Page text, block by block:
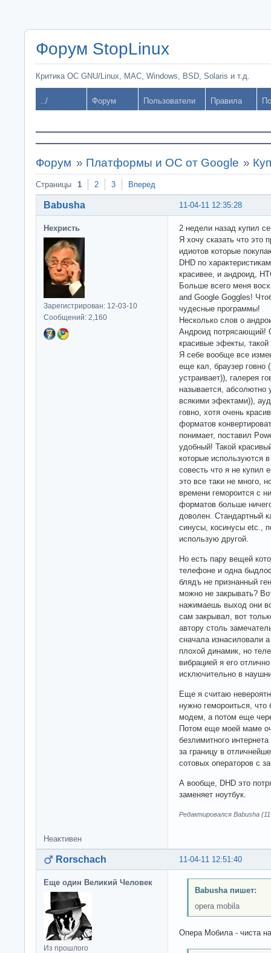
Форум StopLinux
Критика ОС GNU/Linux, MAC, Windows, BSD, Solaris и т.д.
../ Форум Пользователи Правила
Форум » Платформы и ОС от Google »
Страницы 1 2 3 Вперед
11-04-11 12:35:28
Babusha
Нехристь
Зарегистрирован: 12-03-10
Сообщений: 2,160
2 недели назад купил
Я хочу сказать что
идиотов которые
DHD по
красивее, и андроид,
Больше всего меня
and Google Goggles!
чудесные программы!
Несколько слов о
Андроид потрясающий!
красивые эфекты,
Я себе вообще все
еще кал, браузер говно
устраивает)), галерея
называется, абсолютно
всякими эфектами)),
говно, хотя очень
форматов
понимает, поставил
удобный! Такой
которые используются
совесть что я не купил
это все таки не много,
времени гемороится с
форматов больше
доволен. Стандартный
синусы, косинусы etc.,
использую другой.
Но есть пару вещей
телефоне и одна
блядъ не признанный
можно не закрывать?
нажимаешь выход они
сам закрывал, вот
автору столь
сначала изнасиловали
плохой динамик, но
вибрацией я его
исключительно в
Еще я считаю
нужно гемороиться,
модем, а потом еще
Потом еще моей маме
безлимитного
за границу в
сотовых операторов с
А вообще, DHD это
заменяет ноутбук.
Редактировался Babusha
Неактивен
11-04-11 12:51:40
Rorschach
Еще один Великий Человек
Из прошлого
Babusha пишет:
opera mobila
Опера Мобила - чиста